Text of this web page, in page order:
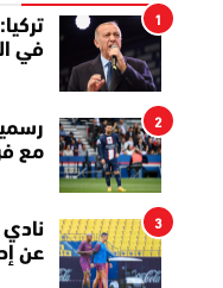
1
في
2
مع
3
نادي
عن